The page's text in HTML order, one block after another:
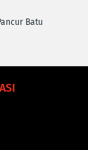
Batu